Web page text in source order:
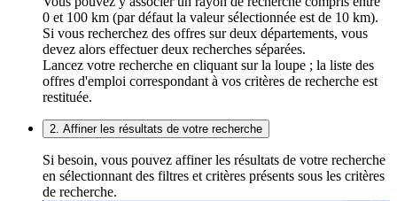
0 et 100 km (par défaut la valeur sélectionnée est de 10 km).
Si vous recherchez des offres sur deux départements, vous
devez alors effectuer deux recherches séparées.
Lancez votre recherche en cliquant sur la loupe ; la liste des
offres d'emploi correspondant à vos critères de recherche est
restituée.
2. Affiner les résultats de votre recherche
Si besoin, vous pouvez affiner les résultats de votre recherche
en sélectionnant des filtres et critères présents sous les critères
de recherche.